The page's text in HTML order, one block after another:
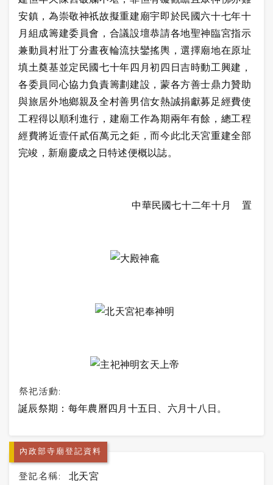
安鎮，為崇敬神祇故擬重建廟宇即於民國六十七年十
月組成籌建委員會，合議設壇恭請各地聖神臨宮指示
兼動員村壯丁分晝夜輪流扶鑾搖輿，選擇廟地在原址
填土奠基並定民國七十年四月初四日吉時動工興建，
各委員同心協力負責籌劃建設，蒙各方善士鼎力贊助
與旅居外地鄉親及全村善男信女熱誠捐獻募足經費使
工程得以順利進行，建廟工作為期兩年有餘，總工程
經費將近壹仟貳佰萬元之鉅，而今此北天宮重建全部
完竣，新廟慶成之日特述便概以誌。
中華民國七十二年十月 置
祭祀活動:
誕辰祭期：每年農曆四月十五日、六月十八日。
內政部寺廟登記資料
登記名稱: 北天宮